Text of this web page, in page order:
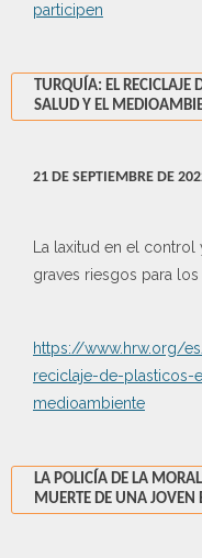
participen
TURQUÍA: EL RECICLAJE
SALUD Y EL
21 DE SEPTIEMBRE DE
La laxitud en el
graves riesgos para
https://www.hrw.org/
reciclaje-de-plasticos-
medioambiente
LA POLICÍA DE LA
MUERTE DE UNA JOVEN